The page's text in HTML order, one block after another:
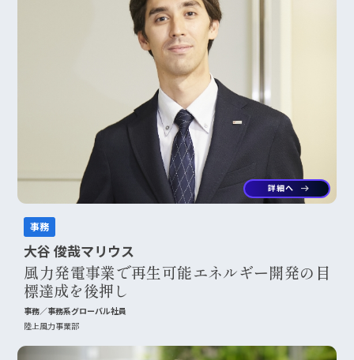
詳細へ arrow_right_alt
事務
大谷 俊哉マリウス
風力発電事業で再生可能エネルギー開発の目
標達成を後押し
事務／事務系グローバル社員
陸上風力事業部